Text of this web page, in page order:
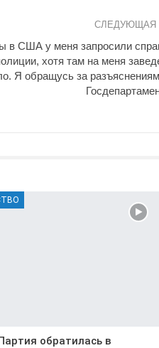
СЛЕДУЮЩАЯ
в США у меня запросили
хотя там на меня
Я обращусь за
обратилась в